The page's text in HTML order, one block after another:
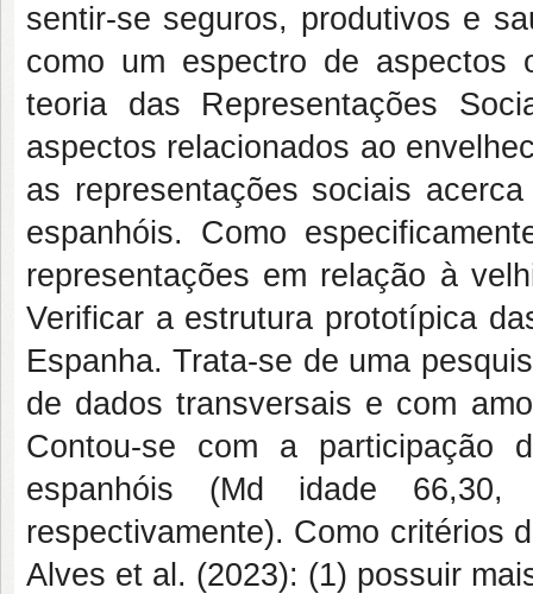
sentir-se seguros, produtivos e
como um espectro de aspectos
teoria das Representações
aspectos relacionados ao
as representações sociais
espanhóis. Como
representações em relação à
Verificar a estrutura prototípica
Espanha. Trata-se de uma
de dados transversais e com
Contou-se com a participação
espanhóis (Md idade
respectivamente). Como critérios
Alves et al. (2023): (1) possuir